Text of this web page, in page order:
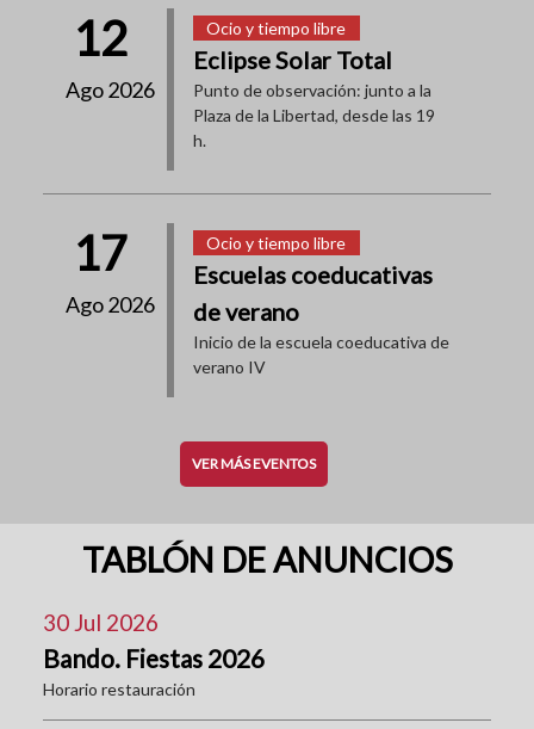
12
Ago 2026
Ocio y tiempo libre
Eclipse Solar Total
Punto de observación: junto a la
Plaza de la Libertad, desde las 19
h.
17
Ago 2026
Ocio y tiempo libre
Escuelas coeducativas
de verano
Inicio de la escuela coeducativa de
verano IV
VER MÁS EVENTOS
TABLÓN DE ANUNCIOS
30 Jul 2026
Bando. Fiestas 2026
Horario restauración